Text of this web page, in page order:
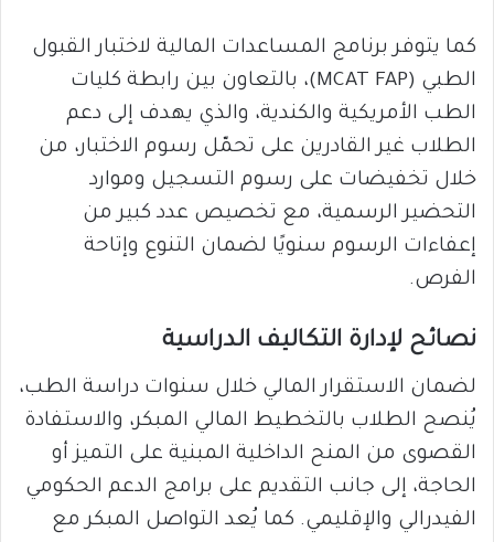
كما يتوفر برنامج المساعدات المالية لاختبار القبول
الطبي (MCAT FAP)، بالتعاون بين رابطة كليات
الطب الأمريكية والكندية، والذي يهدف إلى دعم
الطلاب غير القادرين على تحمّل رسوم الاختبار، من
خلال تخفيضات على رسوم التسجيل وموارد
التحضير الرسمية، مع تخصيص عدد كبير من
إعفاءات الرسوم سنويًا لضمان التنوع وإتاحة
الفرص.
نصائح لإدارة التكاليف الدراسية
لضمان الاستقرار المالي خلال سنوات دراسة الطب،
يُنصح الطلاب بالتخطيط المالي المبكر، والاستفادة
القصوى من المنح الداخلية المبنية على التميز أو
الحاجة، إلى جانب التقديم على برامج الدعم الحكومي
الفيدرالي والإقليمي. كما يُعد التواصل المبكر مع